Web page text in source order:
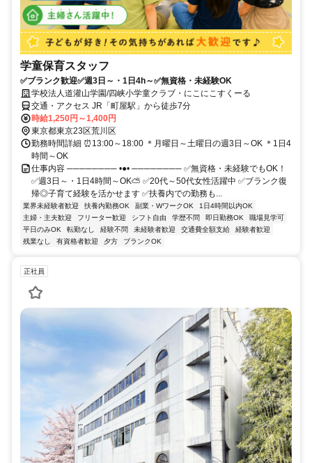
学童保育スタッフ
✅ブランク歓迎✅週3日～・1日4h～✅無資格・未経験OK
学校法人道灌山学園/四峡小学童クラブ・にこにこすくーる
交通・アクセス JR「町屋駅」から徒歩7分
時給1,250円～1,400円
東京都東京23区荒川区
勤務時間詳細 ⏰13:00～18:00 ＊月曜日～土曜日の週3日～OK ＊1日4
時間～OK
仕事内容 ──────── •●• ──────── ✅無資格・未経験でもOK！
✅週3日～・1日4時間～OK⛅ ✅20代～50代女性活躍中 ✅ブランク復
帰◎子育て経験を活かせます ✅扶養内での勤務も...
業界未経験者歓迎 扶養内勤務OK 副業・WワークOK
1日4時間以内OK
主婦・主夫歓迎
フリーター歓迎 シフト自由 学歴不問 即日勤務OK
職場見学可
平日のみOK
転勤なし 経験不問 未経験者歓迎 交通費全額支給
経験者歓迎
残業なし
有資格者歓迎 夕方 ブランクOK
正社員